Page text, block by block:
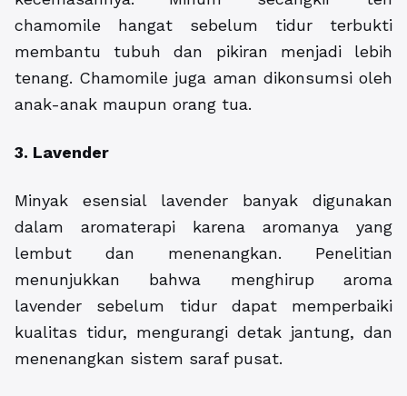
chamomile hangat sebelum tidur terbukti
membantu tubuh dan pikiran menjadi lebih
tenang. Chamomile juga aman dikonsumsi oleh
anak-anak maupun orang tua.
3. Lavender
Minyak esensial lavender banyak digunakan
dalam aromaterapi karena aromanya yang
lembut dan menenangkan. Penelitian
menunjukkan bahwa menghirup aroma
lavender sebelum tidur dapat memperbaiki
kualitas tidur, mengurangi detak jantung, dan
menenangkan sistem saraf pusat.